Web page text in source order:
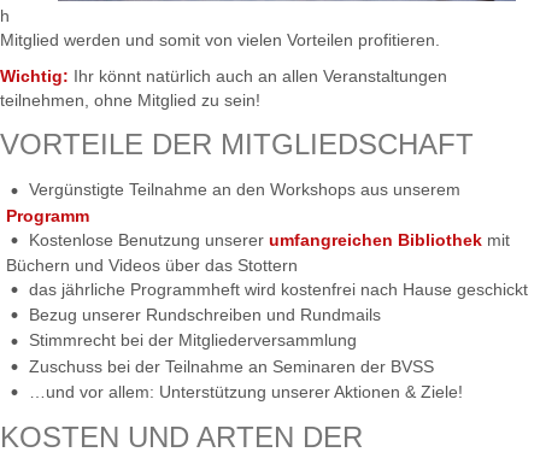
h
Mitglied werden und somit von vielen Vorteilen profitieren.
Wichtig: Ihr könnt natürlich auch an allen Veranstaltungen
teilnehmen, ohne Mitglied zu sein!
VORTEILE DER MITGLIEDSCHAFT
Vergünstigte Teilnahme an den Workshops aus unserem
Programm
Kostenlose Benutzung unserer umfangreichen Bibliothek mit
Büchern und Videos über das Stottern
das jährliche Programmheft wird kostenfrei nach Hause geschickt
Bezug unserer Rundschreiben und Rundmails
Stimmrecht bei der Mitgliederversammlung
Zuschuss bei der Teilnahme an Seminaren der BVSS
…und vor allem: Unterstützung unserer Aktionen & Ziele!
KOSTEN UND ARTEN DER